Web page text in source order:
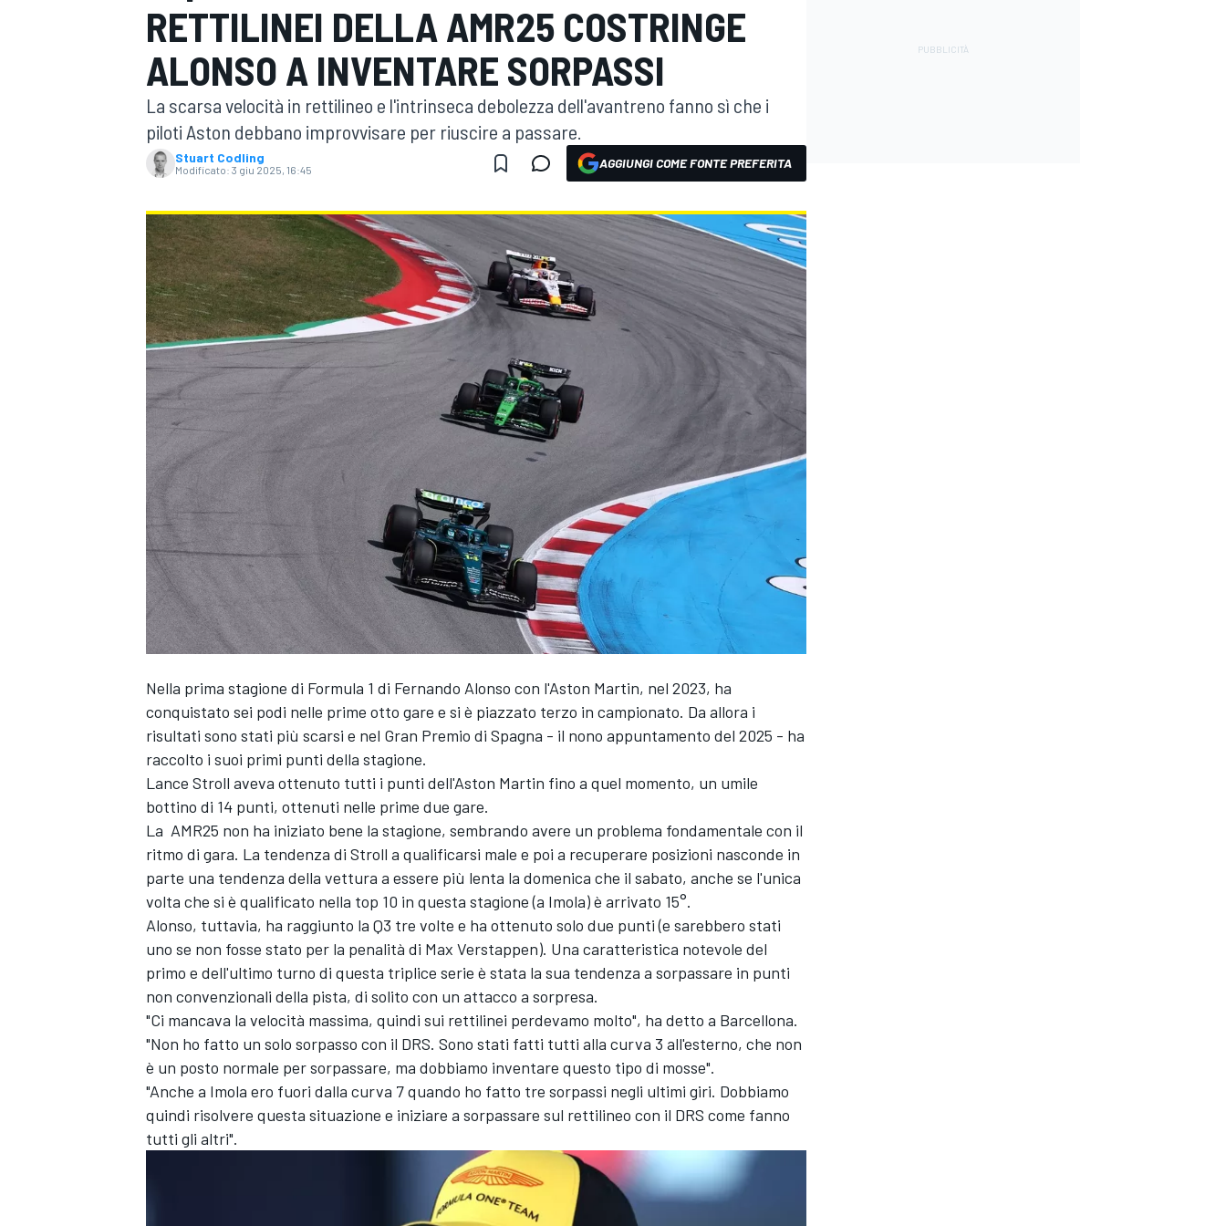
MOTOGP WEC
WRC
MONOPOSTO
RETTILINEI DELLA AMR25 COSTRINGE
ALONSO A INVENTARE SORPASSI
La scarsa velocità in rettilineo e l'intrinseca debolezza dell'avantreno fanno sì che i
piloti Aston debbano improvvisare per riuscire a passare.
Stuart Codling
Modificato: 3 giu 2025, 16:45 AGGIUNGI COME FONTE PREFERITA
Nella prima stagione di Formula 1 di Fernando Alonso con l'Aston Martin, nel 2023, ha
conquistato sei podi nelle prime otto gare e si è piazzato terzo in campionato. Da allora i
risultati sono stati più scarsi e nel Gran Premio di Spagna - il nono appuntamento del 2025 - ha
raccolto i suoi primi punti della stagione.
Lance Stroll aveva ottenuto tutti i punti dell'Aston Martin fino a quel momento, un umile
bottino di 14 punti, ottenuti nelle prime due gare.
La AMR25 non ha iniziato bene la stagione, sembrando avere un problema fondamentale con il
ritmo di gara. La tendenza di Stroll a qualificarsi male e poi a recuperare posizioni nasconde in
parte una tendenza della vettura a essere più lenta la domenica che il sabato, anche se l'unica
volta che si è qualificato nella top 10 in questa stagione (a Imola) è arrivato 15°.
Alonso, tuttavia, ha raggiunto la Q3 tre volte e ha ottenuto solo due punti (e sarebbero stati
uno se non fosse stato per la penalità di Max Verstappen). Una caratteristica notevole del
primo e dell'ultimo turno di questa triplice serie è stata la sua tendenza a sorpassare in punti
non convenzionali della pista, di solito con un attacco a sorpresa.
"Ci mancava la velocità massima, quindi sui rettilinei perdevamo molto", ha detto a Barcellona.
"Non ho fatto un solo sorpasso con il DRS. Sono stati fatti tutti alla curva 3 all'esterno, che non
è un posto normale per sorpassare, ma dobbiamo inventare questo tipo di mosse".
"Anche a Imola ero fuori dalla curva 7 quando ho fatto tre sorpassi negli ultimi giri. Dobbiamo
quindi risolvere questa situazione e iniziare a sorpassare sul rettilineo con il DRS come fanno
tutti gli altri".